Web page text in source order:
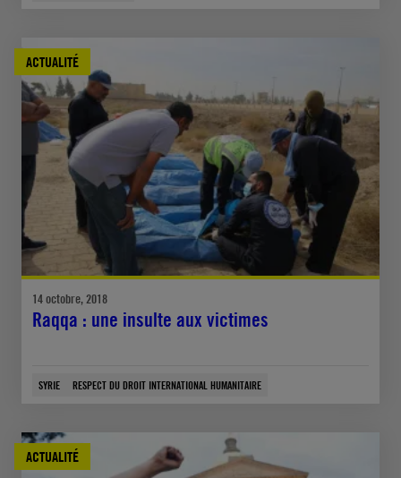
ACTUALITÉ
14 octobre, 2018
Raqqa : une insulte aux victimes
SYRIE RESPECT DU DROIT INTERNATIONAL HUMANITAIRE
ACTUALITÉ